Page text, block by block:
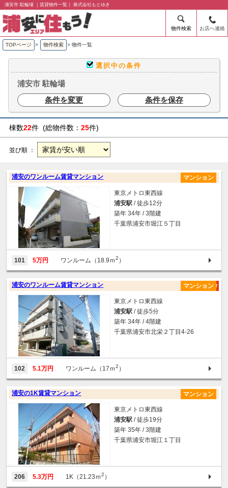
浦安市 駐輪場 ｜賃貸物件一覧｜ 株式会社もとゆき
物件検索 お店へ連絡
TOPページ > 物件検索 > 物件一覧
選択中の条件
浦安市 駐輪場
条件を変更
条件を保存
棟数22件 (総物件数： 25件)
並び順 ：
浦安のワンルーム賃貸マンション マンション
東京メトロ東西線
浦安駅 / 徒歩12分
築年 34年 / 3階建
千葉県浦安市堀江５丁目
101 5万円 ワンルーム（18.9ｍ2 ）
浦安のワンルーム賃貸マンション マンション
東京メトロ東西線
浦安駅 / 徒歩5分
築年 34年 / 4階建
千葉県浦安市北栄２丁目4-26
102 5.1万円 ワンルーム（17ｍ2 ）
浦安の1K賃貸マンション マンション
東京メトロ東西線
浦安駅 / 徒歩19分
築年 35年 / 3階建
千葉県浦安市堀江１丁目
206 5.3万円 1K（21.23ｍ2 ）